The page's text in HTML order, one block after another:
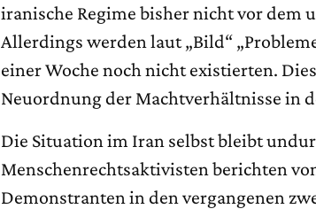
iranische Regime bisher nicht vor dem
Allerdings werden laut „Bild“
einer Woche noch nicht existierten.
Neuordnung der Machtverhältnisse in
Die Situation im Iran selbst bleibt
Menschenrechtsaktivisten berichten
Demonstranten in den vergangenen